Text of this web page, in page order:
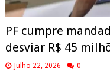
PF cumpre
desviar R$ 45
Julho 22, 2026 0